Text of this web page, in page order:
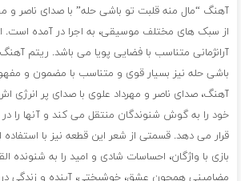
آهنگ “مال منه قلبت تو باشی حله” با صدای ناصر و
از سبک های مختلف موسیقی، به اجرا در آمده است.
آرانژمانی متناسب با فضایی پویا می باشد. ریتم
باشی حله نیز بسیار قوی و متناسب با مضمون و
آهنگ، صدای ناصر و مهرداد علوی با صدای پر انرژی
خود را به گوش شنوندگان منتقل می کند و آنها را
قرار می دهد. قسمتی از شعر این قطعه نیز با
بازی با واژگان، احساسات شادی و امید را به شنونده
مضامینی همچون عشق، خوشبختی، آینده و زندگی در